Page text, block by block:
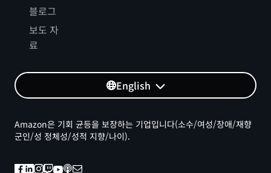
블로그
보도 자
료
English
Amazon은 기회 균등을 보장하는 기업입니다(소수/여성/장애/재향
군인/성 정체성/성적 지향/나이).